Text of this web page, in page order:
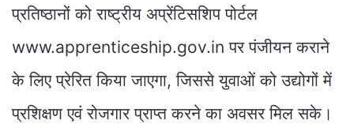
प्रतिष्ठानों को राष्ट्रीय अप्रेंटिसशिप पोर्टल
www.apprenticeship.gov.in पर पंजीयन कराने
के लिए प्रेरित किया जाएगा, जिससे युवाओं को उद्योगों में
प्रशिक्षण एवं रोजगार प्राप्त करने का अवसर मिल सके।